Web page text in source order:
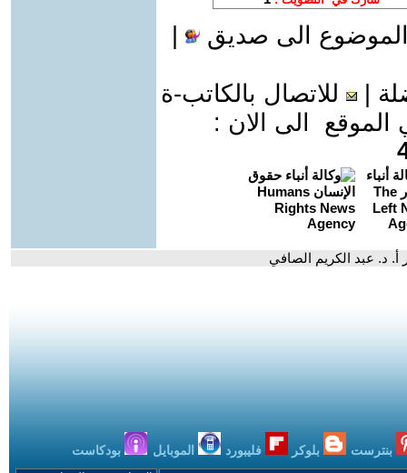
الى صديق
للاتصال بالكاتب-ة
الى الان :
د. عبد الكريم الصافي
بنترست بلوكر فليبورد الموبايل بودكاست